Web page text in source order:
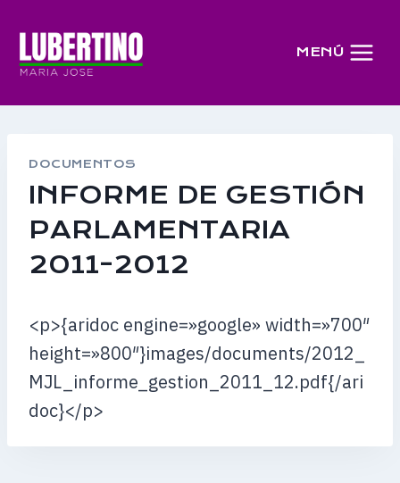
contenido
MENÚ
DOCUMENTOS
INFORME DE GESTIÓN
PARLAMENTARIA
2011-2012
<p>{aridoc engine=»google» width=»700″
height=»800″}images/documents/2012_
MJL_informe_gestion_2011_12.pdf{/ari
doc}</p>